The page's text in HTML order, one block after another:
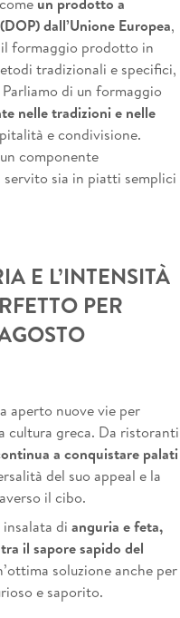
dall’Unione Europea,
formaggio prodotto in
tradizionali e specifici,
di un formaggio
nelle tradizioni e nelle
e condivisione.
componente
sia in piatti semplici
E L’INTENSITÀ
PER
aperto nuove vie per
cultura greca. Da ristoranti
a conquistare palati
del suo appeal e la
il cibo.
di anguria e feta,
il sapore sapido del
soluzione anche per
e saporito.